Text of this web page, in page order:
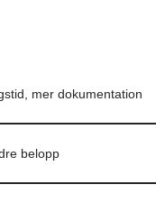
mer dokumentation
belopp